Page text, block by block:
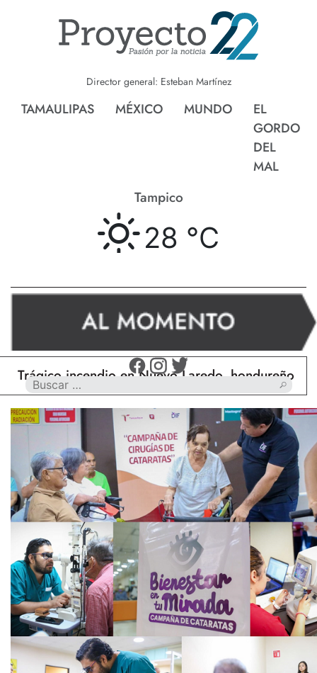
Director general: Esteban Martínez
TAMAULIPAS MÉXICO MUNDO
EL
GORDO
DEL
MAL
Tampico
28 °C
incendio en Nuevo Laredo, hondureño muere